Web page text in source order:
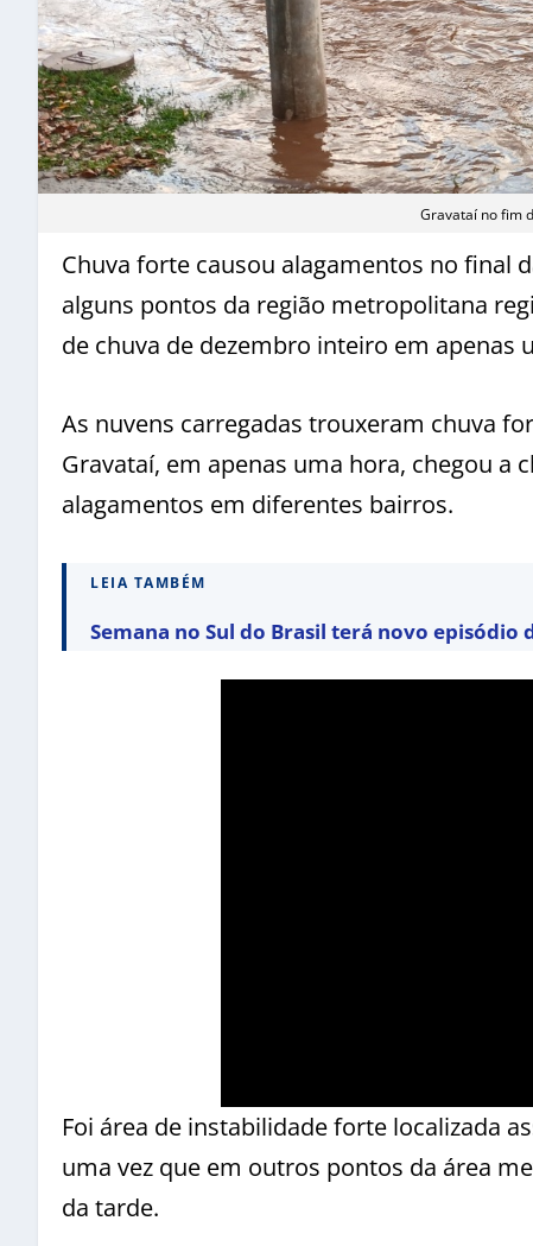
Gravataí no fim
Chuva forte causou alagamentos no final
alguns pontos da região metropolitana
de chuva de dezembro inteiro em apenas
As nuvens carregadas trouxeram chuva
Gravataí, em apenas uma hora, chegou a
alagamentos em diferentes bairros.
LEIA TAMBÉM
Semana no Sul do Brasil terá novo episódio
Foi área de instabilidade forte localizada
uma vez que em outros pontos da área
da tarde.